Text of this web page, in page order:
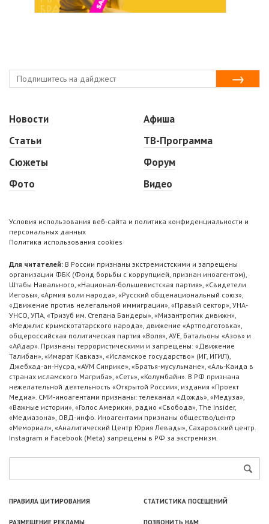
Новости
Статьи
Сюжеты
Фото
Афиша
ТВ-Программа
Форум
Видео
Условия использования веб-сайта и политика конфиденциальности и
персональных данных
Политика использования cookies
Для читателей: В России признаны экстремистскими и запрещены
организации ФБК (Фонд борьбы с коррупцией, признан иноагентом),
Штабы Навального, «Национал-большевистская партия», «Свидетели
Иеговы», «Армия воли народа», «Русский общенациональный союз»,
«Движение против нелегальной иммиграции», «Правый сектор», УНА-
УНСО, УПА, «Тризуб им. Степана Бандеры», «Мизантропик дивижн»,
«Меджлис крымскотатарского народа», движение «Артподготовка»,
общероссийская политическая партия «Воля», АУЕ, батальоны «Азов» и
«Айдар». Признаны террористическими и запрещены: «Движение
Талибан», «Имарат Кавказ», «Исламское государство» (ИГ, ИГИЛ),
Джебхад-ан-Нусра, «АУМ Синрике», «Братья-мусульмане», «Аль-Каида в
странах исламского Магриба», «Сеть», «Колумбайн». В РФ признана
нежелательной деятельность «Открытой России», издания «Проект
Медиа». СМИ-иноагентами признаны: телеканал «Дождь», «Медуза»,
«Важные истории», «Голос Америки», радио «Свобода», The Insider,
«Медиазона», ОВД-инфо. Иноагентами признаны общество/центр
«Мемориал», «Аналитический Центр Юрия Левады», Сахаровский центр.
Instagram и Facebook (Metа) запрещены в РФ за экстремизм.
ПРАВИЛА ЦИТИРОВАНИЯ СТАТИСТИКА ПОСЕЩЕНИЙ
РАЗМЕЩЕНИЕ РЕКЛАМЫ ПОЗВОНИТЬ НАМ